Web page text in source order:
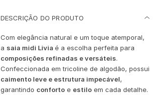
DESCRIÇÃO DO PRODUTO
Com elegância natural e um toque atemporal,
a saia midi Livia é a escolha perfeita para
composições refinadas e versáteis.
Confeccionada em tricoline de algodão, possui
caimento leve e estrutura impecável,
garantindo confortoe estiloem cada detalhe.